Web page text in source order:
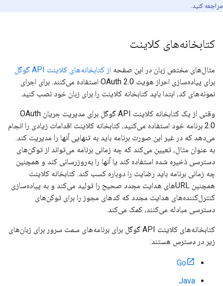
مراجعه کنید.
کتابخانه‌های کلاینت
مثال‌های مختص زبان در این صفحه از کتابخانه‌های کلاینت API گوگل
برای پیاده‌سازی احراز هویت OAuth 2.0 استفاده می‌کنند. برای اجرای
نمونه‌های کد، ابتدا باید کتابخانه کلاینت را برای زبان خود نصب کنید.
وقتی از یک کتابخانه کلاینت API گوگل برای مدیریت جریان OAuth
2.0 برنامه خود استفاده می‌کنید، کتابخانه کلاینت اقدامات زیادی را انجام
می‌دهد که در غیر این صورت برنامه باید به تنهایی آنها را مدیریت کند.
به عنوان مثال، تعیین می‌کند که چه زمانی برنامه می‌تواند از توکن‌های
دسترسی ذخیره شده استفاده کند یا آنها را به‌روزرسانی کند و همچنین
چه زمانی برنامه باید رضایت را دوباره کسب کند. کتابخانه کلاینت
همچنین URLهای هدایت مجدد صحیح را تولید می‌کند و به پیاده‌سازی
کنترل‌کننده‌های هدایت مجدد که کدهای مجوز را برای توکن‌های
دسترسی مبادله می‌کنند، کمک می‌کند.
کتابخانه‌های کلاینت API گوگل برای برنامه‌های سمت سرور برای زبان‌های
زیر در دسترس هستند:
Go
Java